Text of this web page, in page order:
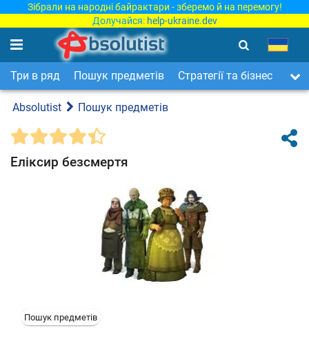
Зібрали на народні байрактари - зберемо й на перемогу!
Долучайся: help-ukraine.dev
Три в ряд Пошук предметів Стратегії та бізнес
Absolutist Пошук предметів
Еліксир безсмертя
Пошук предметів